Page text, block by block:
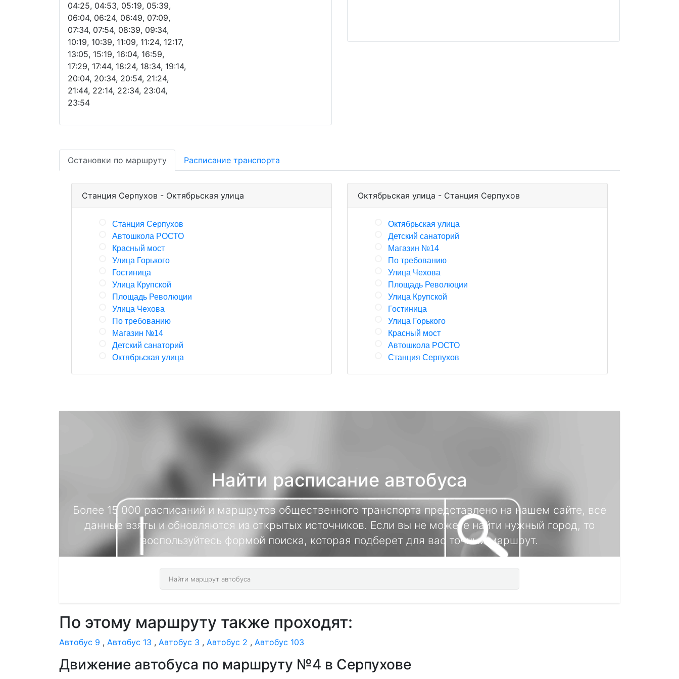
04:25, 04:53, 05:19, 05:39,
06:04, 06:24, 06:49, 07:09,
07:34, 07:54, 08:39, 09:34,
10:19, 10:39, 11:09, 11:24, 12:17,
13:05, 15:19, 16:04, 16:59,
17:29, 17:44, 18:24, 18:34, 19:14,
20:04, 20:34, 20:54, 21:24,
21:44, 22:14, 22:34, 23:04,
23:54
Остановки по маршруту Расписание транспорта
Станция Серпухов - Октябрьская улица
Станция Серпухов
Автошкола РОСТО
Красный мост
Улица Горького
Гостиница
Улица Крупской
Площадь Революции
Улица Чехова
По требованию
Магазин №14
Детский санаторий
Октябрьская улица
Октябрьская улица - Станция Серпухов
Октябрьская улица
Детский санаторий
Магазин №14
По требованию
Улица Чехова
Площадь Революции
Улица Крупской
Гостиница
Улица Горького
Красный мост
Автошкола РОСТО
Станция Серпухов
Найти расписание автобуса
Более 15 000 расписаний и маршрутов общественного транспорта представлено на нашем сайте, все
данные взяты и обновляются из открытых источников. Если вы не можете найти нужный город, то
воспользуйтесь формой поиска, которая подберет для вас точный маршрут.
По этому маршруту также проходят:
Автобус 9 , Автобус 13 , Автобус 3 , Автобус 2 , Автобус 103
Движение автобуса по маршруту №4 в Серпухове